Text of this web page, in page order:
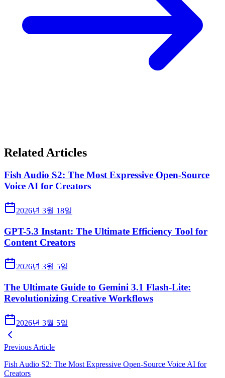
Related Articles
Fish Audio S2: The Most Expressive Open-Source
Voice AI for Creators
2026년 3월 18일
GPT-5.3 Instant: The Ultimate Efficiency Tool for
Content Creators
2026년 3월 5일
The Ultimate Guide to Gemini 3.1 Flash-Lite:
Revolutionizing Creative Workflows
2026년 3월 5일
Previous Article
Fish Audio S2: The Most Expressive Open-Source Voice AI for
Creators